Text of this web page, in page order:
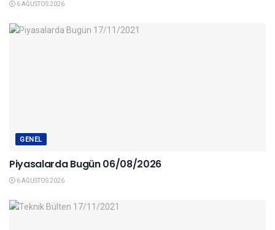
6 AĞUSTOS 2026
GENEL
Piyasalarda Bugün 06/08/2026
6 AĞUSTOS 2026